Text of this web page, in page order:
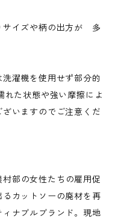
サイズや柄の出方が 多
濯機を使用せず部分的
れた状態や強い摩擦によ
いますのでご注意くだ
部の女性たちの雇用促
カットソーの廃材を再
ナブルブランド。現地